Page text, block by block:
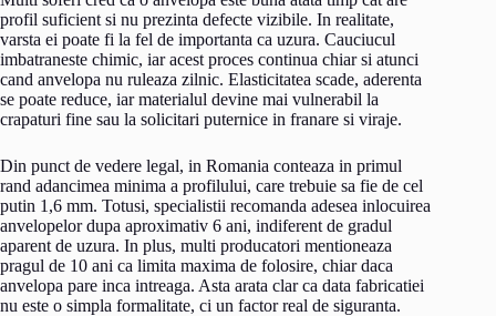
profil suficient si nu prezinta defecte vizibile. In realitate,
varsta ei poate fi la fel de importanta ca uzura. Cauciucul
imbatraneste chimic, iar acest proces continua chiar si atunci
cand anvelopa nu ruleaza zilnic. Elasticitatea scade, aderenta
se poate reduce, iar materialul devine mai vulnerabil la
crapaturi fine sau la solicitari puternice in franare si viraje.
Din punct de vedere legal, in Romania conteaza in primul
rand adancimea minima a profilului, care trebuie sa fie de cel
putin 1,6 mm. Totusi, specialistii recomanda adesea inlocuirea
anvelopelor dupa aproximativ 6 ani, indiferent de gradul
aparent de uzura. In plus, multi producatori mentioneaza
pragul de 10 ani ca limita maxima de folosire, chiar daca
anvelopa pare inca intreaga. Asta arata clar ca data fabricatiei
nu este o simpla formalitate, ci un factor real de siguranta.